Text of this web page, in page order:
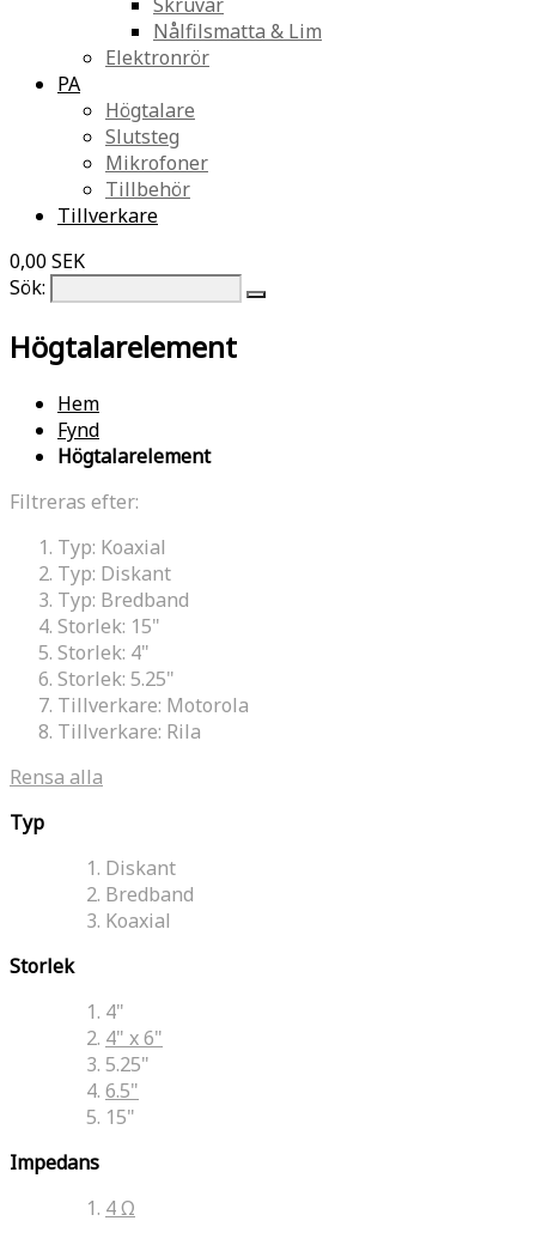
Nålfilsmatta & Lim
Elektronrör
PA
Högtalare
Slutsteg
Mikrofoner
Tillbehör
Tillverkare
0,00 SEK
Sök:
Högtalarelement
Hem
Fynd
Högtalarelement
Filtreras efter:
Typ: Koaxial
Typ: Diskant
Typ: Bredband
Storlek: 15"
Storlek: 4"
Storlek: 5.25"
Tillverkare: Motorola
Tillverkare: Rila
Rensa alla
Typ
Diskant
Bredband
Koaxial
Storlek
4"
4" x 6"
5.25"
6.5"
15"
Impedans
4 Ω